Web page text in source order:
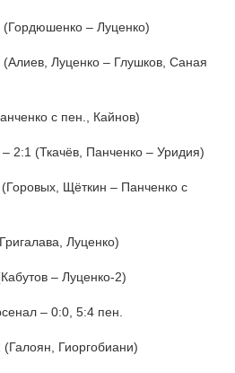
– Луценко)
Луценко – Глушков, Саная
с пен., Кайнов)
2:1 (Ткачёв, Панченко – Уридия)
Щёткин – Панченко с
Луценко)
– Луценко-2)
– 0:0, 5:4 пен.
Гиоргобиани)